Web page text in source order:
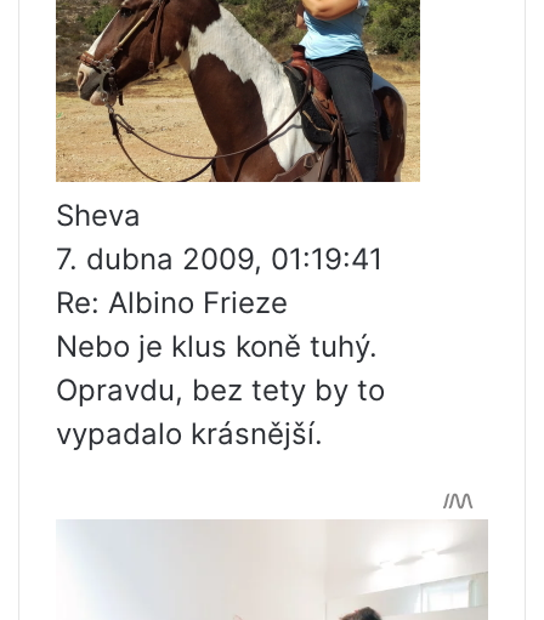
Sheva
7. dubna 2009, 01:19:41
Re: Albino Frieze
Nebo je klus koně tuhý.
Opravdu, bez tety by to
vypadalo krásnější.